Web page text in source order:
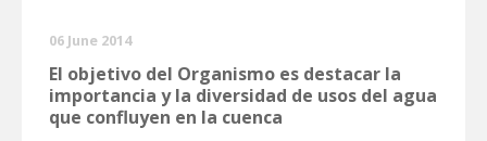
06 June 2014
El objetivo del Organismo es destacar la
importancia y la diversidad de usos del agua
que confluyen en la cuenca